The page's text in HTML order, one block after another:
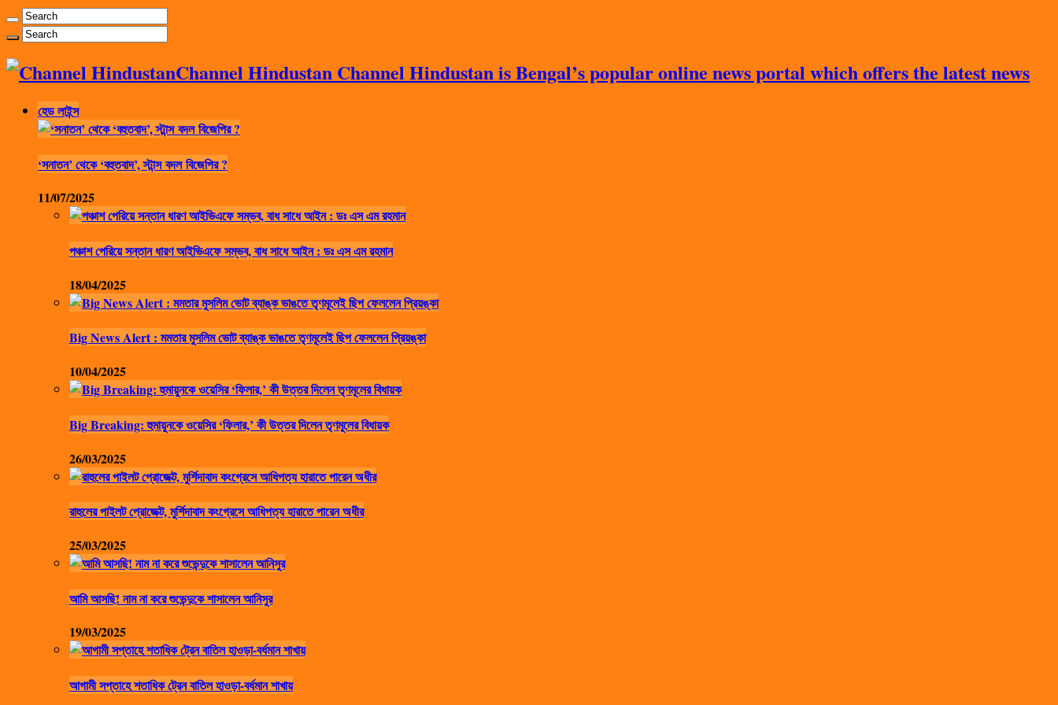
Channel Hindustan Channel Hindustan is Bengal’s popular online news portal which offers the latest news
হেড লাইন্স
‘সনাতন’ থেকে ‘বহুতবাদ’, স্টান্স বদল বিজেপির ?
11/07/2025
পঞ্চাশ পেরিয়ে সন্তান ধারণ আইভিএফে সম্ভব, বাধ সাধে আইন : ডঃ এস এম রহমান
18/04/2025
Big News Alert : মমতার মুসলিম ভোট ব্যাঙ্ক ভাঙতে তৃণমূলেই ছিপ ফেললেন প্রিয়ঙ্কা
10/04/2025
Big Breaking: হুমায়ুনকে ওয়েসির ‘ফিলার,’ কী উত্তর দিলেন তৃণমূলের বিধায়ক
26/03/2025
রাহুলের পাইলট প্রোজেক্ট, মুর্শিদাবাদ কংগ্রেসে আধিপত্য হারাতে পারেন অধীর
25/03/2025
আমি আসছি! নাম না করে শুভেন্দুকে শাসালেন আনিসুর
19/03/2025
আগামী সপ্তাহে শতাধিক ট্রেন বাতিল হাওড়া-বর্ধমান শাখায়